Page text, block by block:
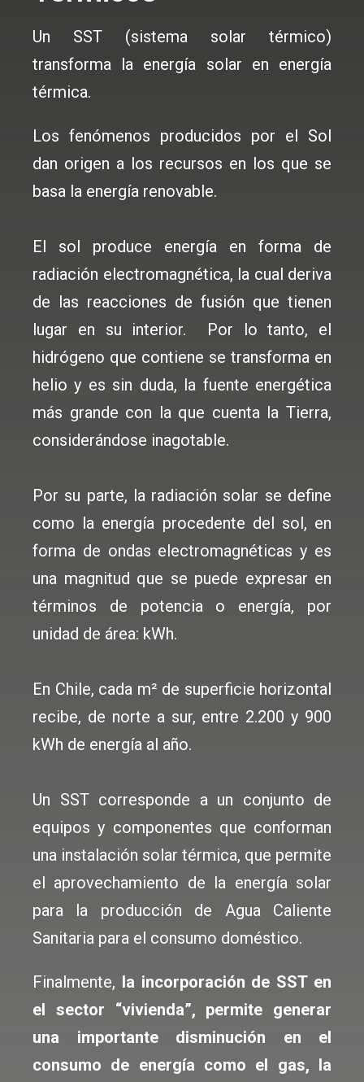
Un SST (sistema solar térmico)
transforma la energía solar en energía
térmica.
Los fenómenos producidos por el Sol
dan origen a los recursos en los que se
basa la energía renovable.
El sol produce energía en forma de
radiación electromagnética, la cual deriva
de las reacciones de fusión que tienen
lugar en su interior. Por lo tanto, el
hidrógeno que contiene se transforma en
helio y es sin duda, la fuente energética
más grande con la que cuenta la Tierra,
considerándose inagotable.
Por su parte, la radiación solar se define
como la energía procedente del sol, en
forma de ondas electromagnéticas y es
una magnitud que se puede expresar en
términos de potencia o energía, por
unidad de área: kWh.
En Chile, cada m² de superficie horizontal
recibe, de norte a sur, entre 2.200 y 900
kWh de energía al año.
Un SST corresponde a un conjunto de
equipos y componentes que conforman
una instalación solar térmica, que permite
el aprovechamiento de la energía solar
para la producción de Agua Caliente
Sanitaria para el consumo doméstico.
Finalmente, la incorporación de SST en
el sector “vivienda”, permite generar
una importante disminución en el
consumo de energía como el gas, la